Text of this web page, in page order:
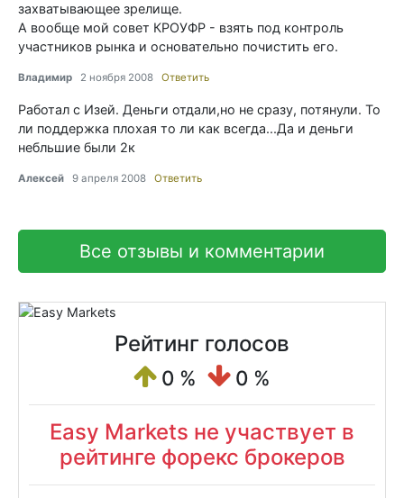
захватывающее зрелище.
А вообще мой совет КРОУФР - взять под контроль
участников рынка и основательно почистить его.
Владимир 2 ноября 2008 Ответить
Работал с Изей. Деньги отдали,но не сразу, потянули. То
ли поддержка плохая то ли как всегда...Да и деньги
небльшие были 2к
Алексей 9 апреля 2008 Ответить
Все отзывы и комментарии
Рейтинг голосов
0 % 0 %
Easy Markets не участвует в
рейтинге форекс брокеров